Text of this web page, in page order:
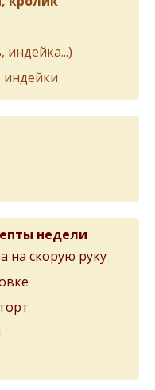
индейка...)
индейки
недели
на скорую руку